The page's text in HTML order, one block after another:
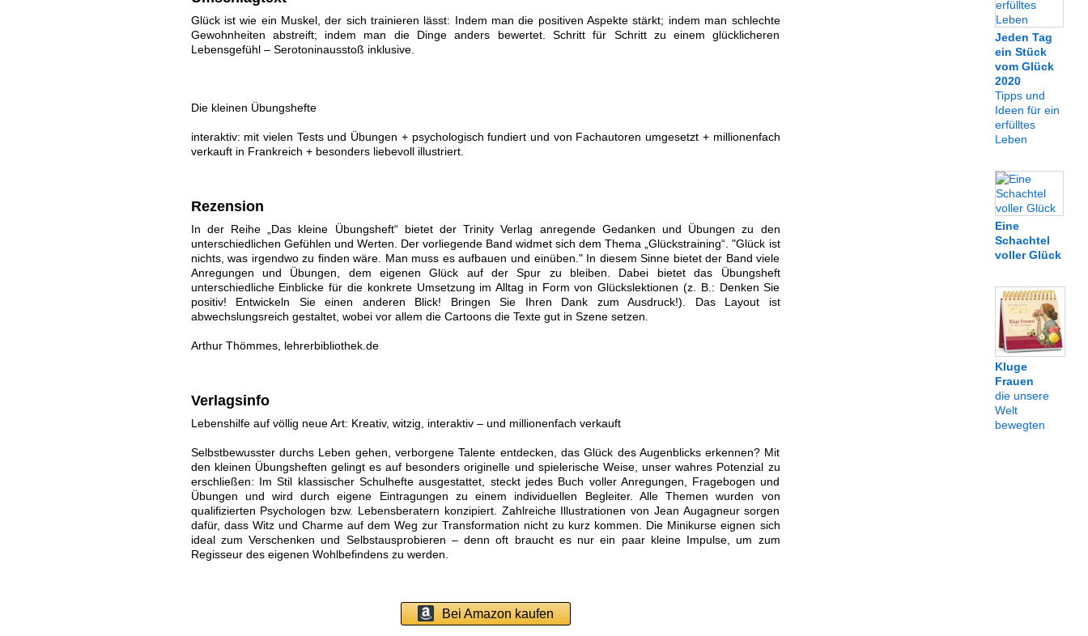
Glück ist wie ein Muskel, der sich trainieren lässt: Indem man die positiven Aspekte stärkt; indem man schlechte
Gewohnheiten abstreift; indem man die Dinge anders bewertet. Schritt für Schritt zu einem glücklicheren
Lebensgefühl – Serotoninausstoß inklusive.
Die kleinen Übungshefte
interaktiv: mit vielen Tests und Übungen + psychologisch fundiert und von Fachautoren umgesetzt + millionenfach
verkauft in Frankreich + besonders liebevoll illustriert.
Rezension
In der Reihe „Das kleine Übungsheft“ bietet der Trinity Verlag anregende Gedanken und Übungen zu den
unterschiedlichen Gefühlen und Werten. Der vorliegende Band widmet sich dem Thema „Glückstraining“. "Glück ist
nichts, was irgendwo zu finden wäre. Man muss es aufbauen und einüben." In diesem Sinne bietet der Band viele
Anregungen und Übungen, dem eigenen Glück auf der Spur zu bleiben. Dabei bietet das Übungsheft
unterschiedliche Einblicke für die konkrete Umsetzung im Alltag in Form von Glückslektionen (z. B.: Denken Sie
positiv! Entwickeln Sie einen anderen Blick! Bringen Sie Ihren Dank zum Ausdruck!). Das Layout ist
abwechslungsreich gestaltet, wobei vor allem die Cartoons die Texte gut in Szene setzen.
Arthur Thömmes, lehrerbibliothek.de
Verlagsinfo
Lebenshilfe auf völlig neue Art: Kreativ, witzig, interaktiv – und millionenfach verkauft
Selbstbewusster durchs Leben gehen, verborgene Talente entdecken, das Glück des Augenblicks erkennen? Mit
den kleinen Übungsheften gelingt es auf besonders originelle und spielerische Weise, unser wahres Potenzial zu
erschließen: Im Stil klassischer Schulhefte ausgestattet, steckt jedes Buch voller Anregungen, Fragebogen und
Übungen und wird durch eigene Eintragungen zu einem individuellen Begleiter. Alle Themen wurden von
qualifizierten Psychologen bzw. Lebensberatern konzipiert. Zahlreiche Illustrationen von Jean Augagneur sorgen
dafür, dass Witz und Charme auf dem Weg zur Transformation nicht zu kurz kommen. Die Minikurse eignen sich
ideal zum Verschenken und Selbstausprobieren – denn oft braucht es nur ein paar kleine Impulse, um zum
Regisseur des eigenen Wohlbefindens zu werden.
Bei Amazon kaufen
Jeden Tag
ein Stück
vom Glück
2020
Tipps und
Ideen für ein
erfülltes
Leben
Eine
Schachtel
voller Glück
Kluge
Frauen
die unsere
Welt
bewegten